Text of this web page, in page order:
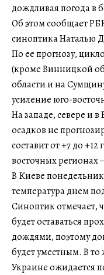
дождливая погода в
Об этом сообщает
синоптика Наталью
По ее прогнозу,
(кроме Винницкой
области и на
усиление юго-
На западе, севере и
осадков не
составит от +7 до
восточных регионах
В Киеве
температура днем
Синоптик отмечает,
будет оставаться
дождями, поэтому
будет уместным. В то
Украине ожидается